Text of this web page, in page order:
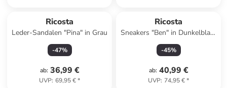
Ricosta
Leder-Sandalen "Pina" in Grau
-47%
ab: 36,99 €
UVP: 69,95 €*
Ricosta
Sneakers "Ben" in Dunkelblau/
Neongrün
-45%
ab: 40,99 €
UVP: 74,95 €*